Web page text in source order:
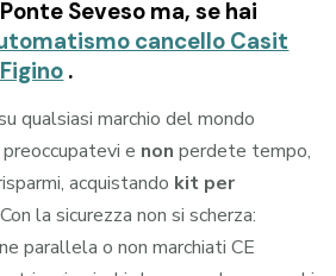
Seveso ma, se hai
cancello Casit
.
qualsiasi marchio del mondo
e non perdete tempo,
acquistando kit per
la sicurezza non si scherza:
parallela o non marchiati CE